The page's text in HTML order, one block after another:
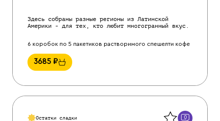
Здесь собраны разные регионы из Латинской
Америки - для тех, кто любит многогранный вкус.
6 коробок по 5 пакетиков растворимого спешелти кофе
3685 ₽
Остатки сладки 0